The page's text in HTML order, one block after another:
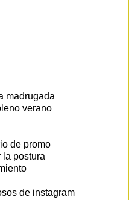
madrugada
verano
de promo
la postura
de instagram